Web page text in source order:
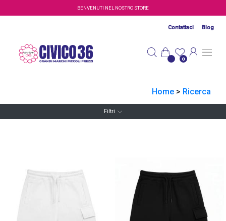
Salta al contenuto principaleBENVENUTI NEL NOSTRO STORE
Contattaci Blog
0
Home > Ricerca
Filtri